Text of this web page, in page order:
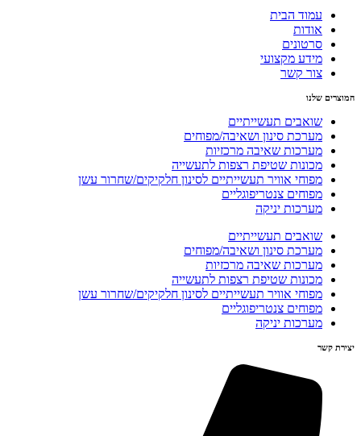
עמוד הבית
אודות
סרטונים
מידע מקצועי
צור קשר
המוצרים שלנו
שואבים תעשייתיים
מערכת סינון ושאיבה/מפוחים
מערכות שאיבה מרכזיות
מכונות שטיפת רצפות לתעשייה
מפוחי אוויר תעשייתיים לסינון חלקיקים/שחרור עשן
מפוחים צנטריפוגליים
מערכות יניקה
שואבים תעשייתיים
מערכת סינון ושאיבה/מפוחים
מערכות שאיבה מרכזיות
מכונות שטיפת רצפות לתעשייה
מפוחי אוויר תעשייתיים לסינון חלקיקים/שחרור עשן
מפוחים צנטריפוגליים
מערכות יניקה
יצירת קשר